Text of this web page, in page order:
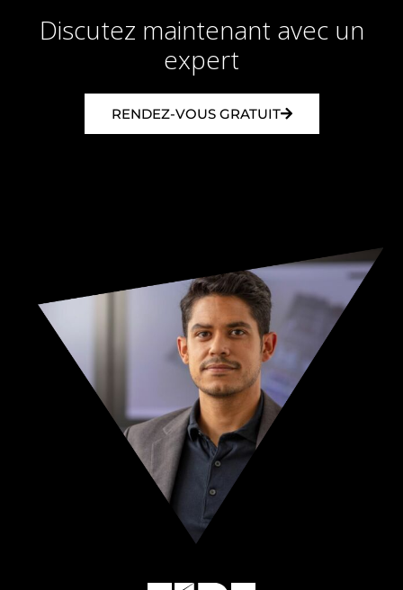
Discutez maintenant avec un
expert
RENDEZ-VOUS GRATUIT